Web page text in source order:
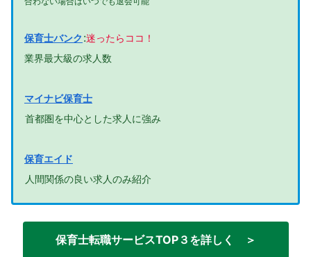
保育士バンク :迷ったらココ！
業界最大級の求人数
マイナビ保育士
首都圏を中心とした求人に強み
保育エイド
人間関係の良い求人のみ紹介
保育士転職サービスTOP３を詳しく ＞